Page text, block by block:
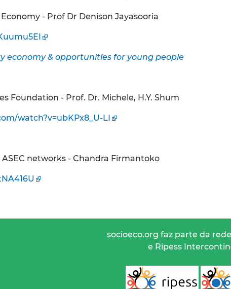
- Prof Dr Denison Jayasooria
economy & opportunities for young people
Foundation - Prof. Dr. Michele, H.Y. Shum
watch?v=ubKPx8_U-LI
networks - Chandra Firmantoko
socioeco.org faz parte da
e Ripess